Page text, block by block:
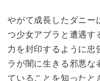
やがて成長したダニ
つ少女アブラと遭遇す
力を封印するように
ラが闇に生きる邪悪
ていることを知った